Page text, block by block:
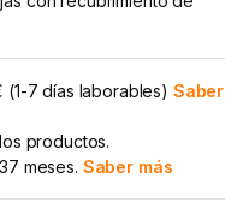
7 días laborables) Saber
productos.
meses. Saber más